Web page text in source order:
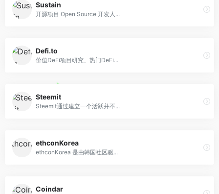
Sustain
开源项目 Open Source 开发人...
Defi.to
价值DeFi项目研究、热门DeFi...
Steemit
Steemit通过建立一个活跃并不...
ethconKorea
ethconKorea 是由韩国社区驱...
Coindar